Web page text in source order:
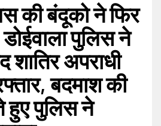
की बंदूको ने फिर
पुलिस ने
अपराधी
बदमाश की
हुए पुलिस ने